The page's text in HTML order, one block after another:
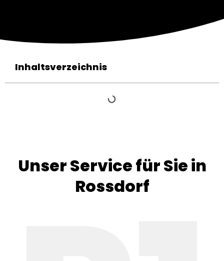
Inhaltsverzeichnis
Unser Service für Sie in
Rossdorf